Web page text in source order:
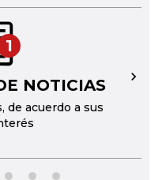
1
NOTICIAS
de acuerdo a sus
→